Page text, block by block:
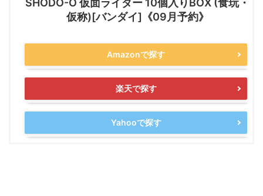
SHODO-O 仮面ライダー 10個入りBOX (食玩・
仮称)[バンダイ]《09月予約》
Amazonで探す
楽天で探す
Yahooで探す